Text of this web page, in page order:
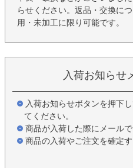
らせください。返品・交換に
用・未加工に限り可能です。
入荷お知らせ
入荷お知らせボタンを押下
てください。
商品が入荷した際にメール
商品の入荷やご注文を確定